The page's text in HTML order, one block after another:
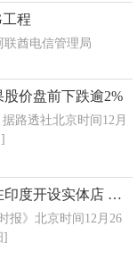
程
联酋电信管理局
股价盘前下跌逾2%
路透社北京时间12月
谷歌计划为Pixel智能手机在印度开设实体店 追赶三星小米
报》北京时间12月26
]